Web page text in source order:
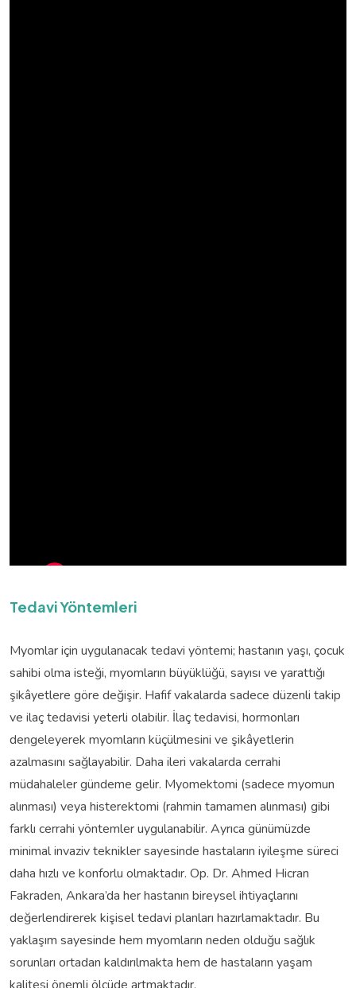
Tedavi Yöntemleri
Myomlar için uygulanacak tedavi yöntemi; hastanın yaşı, çocuk
sahibi olma isteği, myomların büyüklüğü, sayısı ve yarattığı
şikâyetlere göre değişir. Hafif vakalarda sadece düzenli takip
ve ilaç tedavisi yeterli olabilir. İlaç tedavisi, hormonları
dengeleyerek myomların küçülmesini ve şikâyetlerin
azalmasını sağlayabilir. Daha ileri vakalarda cerrahi
müdahaleler gündeme gelir. Myomektomi (sadece myomun
alınması) veya histerektomi (rahmin tamamen alınması) gibi
farklı cerrahi yöntemler uygulanabilir. Ayrıca günümüzde
minimal invaziv teknikler sayesinde hastaların iyileşme süreci
daha hızlı ve konforlu olmaktadır. Op. Dr. Ahmed Hicran
Fakraden, Ankara’da her hastanın bireysel ihtiyaçlarını
değerlendirerek kişisel tedavi planları hazırlamaktadır. Bu
yaklaşım sayesinde hem myomların neden olduğu sağlık
sorunları ortadan kaldırılmakta hem de hastaların yaşam